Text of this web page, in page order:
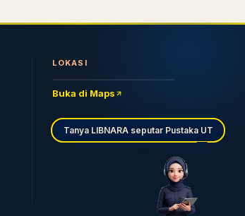
LOKASI
Buka di Maps
Tanya LIBNARA seputar Pustaka UT